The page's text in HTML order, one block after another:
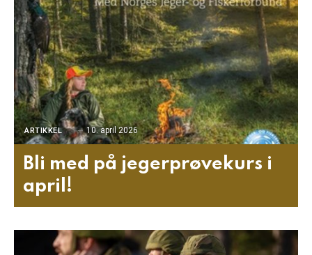
ARTIKKEL 10. april 2026
Bli med på jegerprøvekurs i
april!